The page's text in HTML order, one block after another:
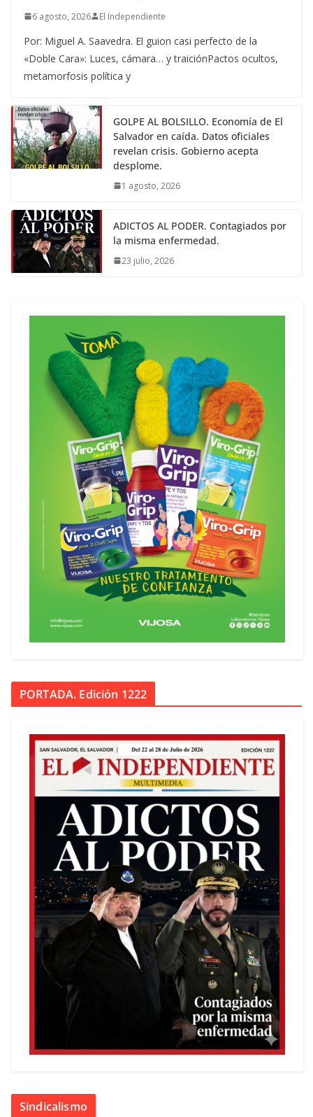
6 agosto, 2026 El Independiente
Por: Miguel A. Saavedra. El guion casi perfecto de la
«Doble Cara»: Luces, cámara… y traiciónPactos ocultos,
metamorfosis política y
GOLPE AL BOLSILLO. Economía de El
Salvador en caída. Datos oficiales
revelan crisis. Gobierno acepta
desplome.
1 agosto, 2026
ADICTOS AL PODER. Contagiados por
la misma enfermedad.
23 julio, 2026
PORTADA. Edición 1222
Sindicalismo